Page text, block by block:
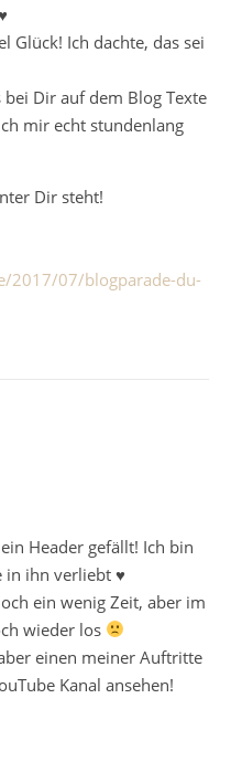
Glück! Ich dachte, das sei
Dir auf dem Blog Texte
mir echt stundenlang
Dir steht!
2017/07/blogparade-du-
Header gefällt! Ich bin
in ihn verliebt ♥︎
ein wenig Zeit, aber im
wieder los
einen meiner Auftritte
Kanal ansehen!